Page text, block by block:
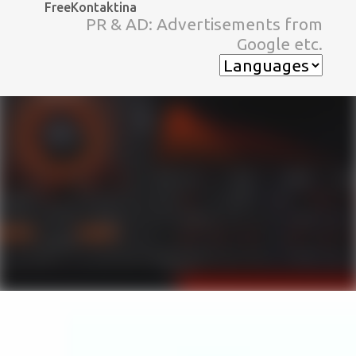
スキップしてメイン コンテンツに移動
FreeKontaktina
PR & AD: Advertisements from
Google etc.